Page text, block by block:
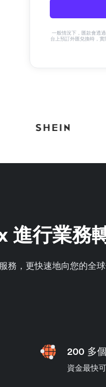
一般情況下，匯款會透
台上預訂外匯兌換時，
行業務
，更快速地向您的全球
200 多
資金最快